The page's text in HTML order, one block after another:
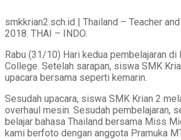
smkkrian2.sch.id | Thailand – Teacher
2018. THAI – INDO.
Rabu (31/10) Hari kedua pembelajaran di
College. Setelah sarapan, siswa SMK
upacara bersama seperti kemarin.
Sesudah upacara, siswa SMK Krian 2
overhaul mesin. Sesudah pembelajaran,
belajar bahasa Thailand bersama Miss
kami berfoto dengan anggota Pramuka